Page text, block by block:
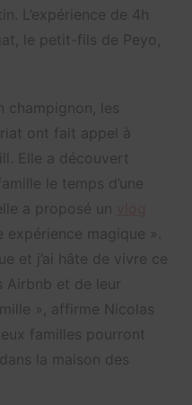
L’expérience de 4h
le petit-fils de Peyo,
champignon, les
ont fait appel à
Elle a découvert
le temps d’une
a proposé un
expérience magique ».
et j’ai hâte de vivre ce
Airbnb et de leur
», affirme Nicolas
familles pourront
la maison des